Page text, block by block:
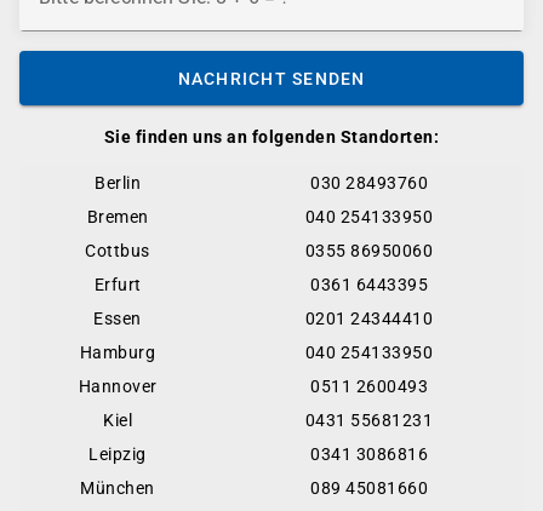
Sie finden uns an folgenden Standorten:
Berlin
030 28493760
Bremen
040 254133950
Cottbus
0355 86950060
Erfurt
0361 6443395
Essen
0201 24344410
Hamburg
040 254133950
Hannover
0511 2600493
Kiel
0431 55681231
Leipzig
0341 3086816
München
089 45081660
NACHRICHT SENDEN